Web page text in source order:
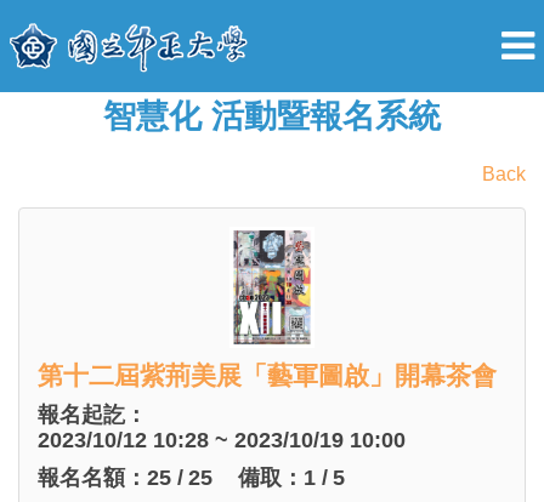
智慧化 活動暨報名系統
Back
第十二屆紫荊美展「藝軍圖啟」開幕茶會
報名起訖：
2023/10/12 10:28 ~ 2023/10/19 10:00
報名名額： 25 / 25 備取： 1 / 5